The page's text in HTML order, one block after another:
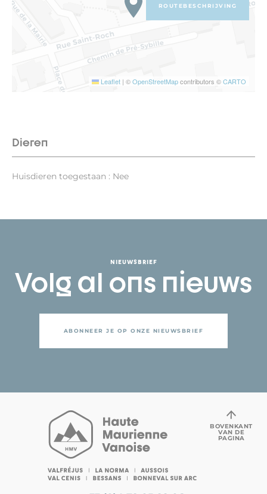
Leaflet | ©OpenStreetMapcontributors ©CARTO
ROUTEBESCHRIJVING
Dieren
Huisdieren toegestaan : Nee
NIEUWSBRIEF
Volg al ons nieuws
ABONNEER JE OP ONZE NIEUWSBRIEF
BOVENKANT
VAN DE
PAGINA